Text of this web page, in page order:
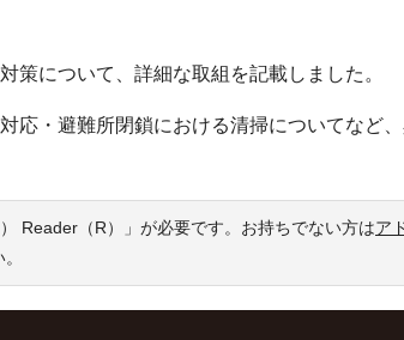
策について、詳細な取組を記載しました。
応・避難所閉鎖における清掃についてなど
Reader（R）」が必要です。お持ちでない方はア